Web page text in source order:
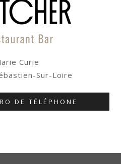
Curie
Sur-Loire
DE TÉLÉPHONE